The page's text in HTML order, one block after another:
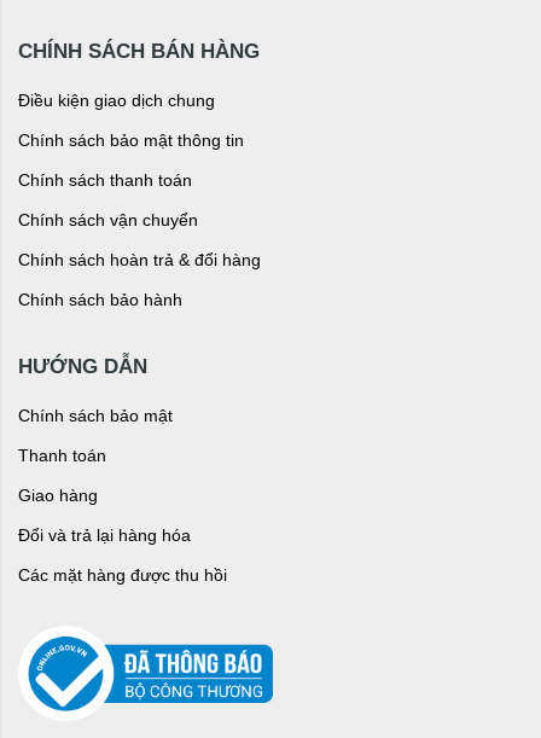
CHÍNH SÁCH BÁN HÀNG
Điều kiện giao dịch chung
Chính sách bảo mật thông tin
Chính sách thanh toán
Chính sách vận chuyển
Chính sách hoàn trả & đổi hàng
Chính sách bảo hành
HƯỚNG DẪN
Chính sách bảo mật
Thanh toán
Giao hàng
Đổi và trả lại hàng hóa
Các mặt hàng được thu hồi